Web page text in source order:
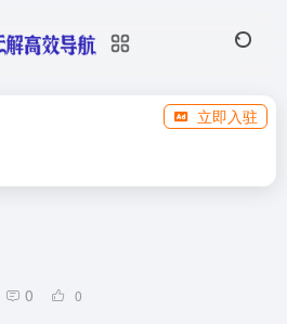
立即入驻
0 0